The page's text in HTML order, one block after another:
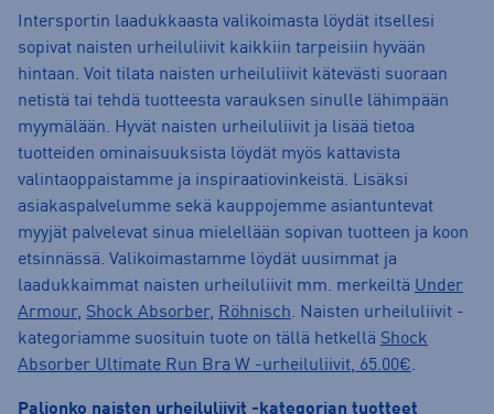
Intersportin laadukkaasta valikoimasta löydät itsellesi
sopivat naisten urheiluliivit kaikkiin tarpeisiin hyvään
hintaan. Voit tilata naisten urheiluliivit kätevästi suoraan
netistä tai tehdä tuotteesta varauksen sinulle lähimpään
myymälään. Hyvät naisten urheiluliivit ja lisää tietoa
tuotteiden ominaisuuksista löydät myös kattavista
valintaoppaistamme ja inspiraatiovinkeistä. Lisäksi
asiakaspalvelumme sekä kauppojemme asiantuntevat
myyjät palvelevat sinua mielellään sopivan tuotteen ja koon
etsinnässä. Valikoimastamme löydät uusimmat ja
laadukkaimmat naisten urheiluliivit mm. merkeiltä Under
Armour, Shock Absorber, Röhnisch. Naisten urheiluliivit -
kategoriamme suosituin tuote on tällä hetkellä Shock
Absorber Ultimate Run Bra W -urheiluliivit, 65.00€.
Paljonko naisten urheiluliivit -kategorian tuotteet